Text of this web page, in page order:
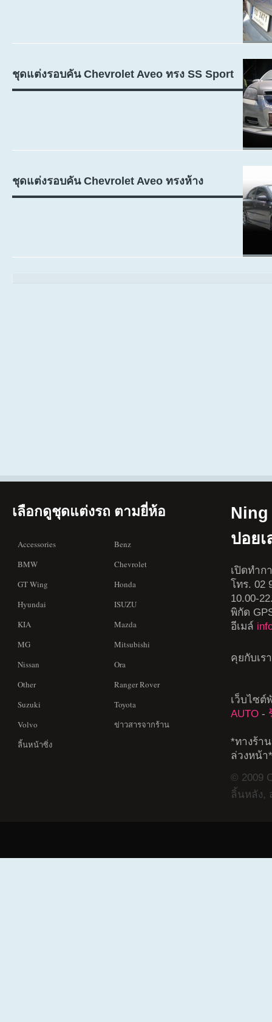
ชุดแต่งรอบคัน Chevrolet Aveo ทรง SS Sport
ชุดแต่งรอบคัน Chevrolet Aveo ทรงห้าง
เลือกดูชุดแต่งรถ ตามยี่ห้อ
Accessories
Benz
BMW
Chevrolet
GT Wing
Honda
Hyundai
ISUZU
KIA
Mazda
MG
Mitsubishi
Nissan
Ora
Other
Ranger Rover
Suzuki
Toyota
Volvo
ข่าวสารจากร้าน
ลิ้นหน้าซิ่ง
Ning
ปอย
เปิดทำก
โทร. 02
10.00-
พิกัด
อีเมล์
คุยกับเร
เว็บไซ
AUTO -
*ทางร้า
ล่วงหน้า*
© 2009
ลิ้นหลัง,